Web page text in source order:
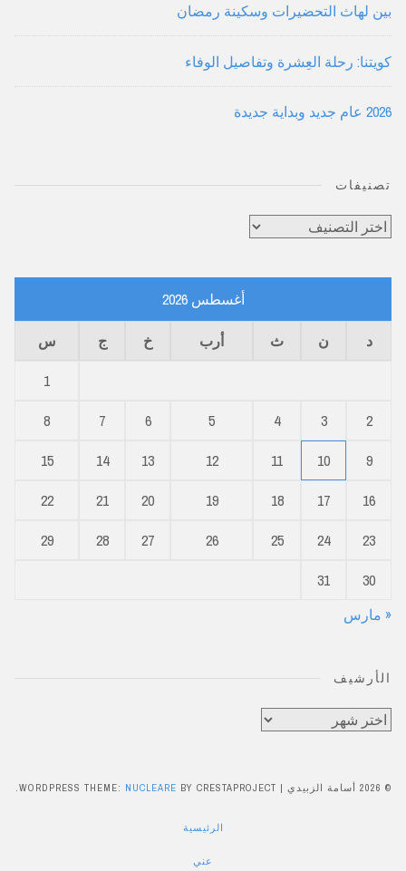
بين لهاث التحضيرات وسكينة رمضان
كويتنا: رحلة العِشرة وتفاصيل الوفاء
2026 عام جديد وبداية جديدة
تصنيفات
تصنيفات
أغسطس 2026
د ن ث أرب خ ج
س
1
2
3
4
5
6
7
8
9
10
11
12
13
14
15
16
17
18
19
20
21
22
23
24
25
26
27
28
29
30
31
« مارس
الأرشيف
الأرشيف
© 2026 أسامة الزبيدي |
WORDPRESS THEME: NUCLEARE BY CRESTAPROJECT.
الرئيسية
عني